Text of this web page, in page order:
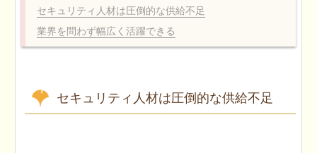
セキュリティ人材は圧倒的な供給不足
業界を問わず幅広く活躍できる
セキュリティ人材は圧倒的な供給不足